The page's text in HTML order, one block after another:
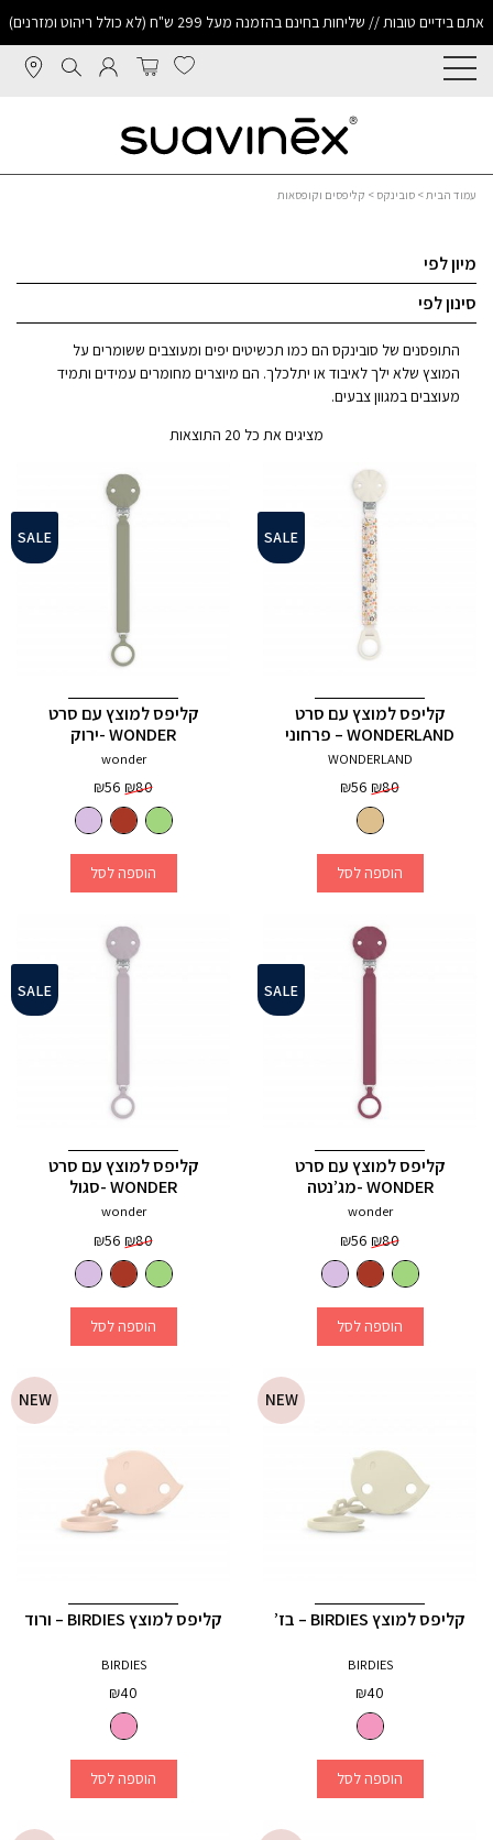
אתם בידיים טובות // שליחות בחינם בהזמנה מעל 299 ש"ח (לא כולל ריהוט ומזרנים)
עמוד הבית> סובינקס > קליפסים וקופסאות
מיון לפי
סינון לפי
התופסנים של סובינקס הם כמו תכשיטים יפים ומעוצבים ששומרים על
המוצץ שלא ילך לאיבוד או יתלכלך. הם מיוצרים מחומרים עמידים ותמיד
מעוצבים במגוון צבעים.
מציגים את כל ⁦20⁩ התוצאות
SALE
קליפס למוצץ עם סרט
WONDERLAND – פרחוני
WONDERLAND
₪80
המחיר
המקורי
היה:
₪80.
₪56
₪56.
הוספה לסל
SALE
קליפס למוצץ עם סרט
WONDER -ירוק
wonder
₪80
המחיר
המקורי
היה:
₪80.
₪56
הנוכחי
הוא:
₪56.
+
3
הוספה לסל
SALE
קליפס למוצץ עם סרט
WONDER -מג’נטה
wonder
₪80
המחיר
המקורי
היה:
₪80.
₪56
הנוכחי
הוא:
₪56.
+
3
הוספה לסל
SALE
קליפס למוצץ עם סרט
WONDER -סגול
wonder
₪80
המחיר
המקורי
היה:
₪80.
₪56
הנוכחי
הוא:
₪56.
+
3
הוספה לסל
NEW
קליפס למוצץ BIRDIES – בז’
BIRDIES
₪40
הוספה לסל
NEW
קליפס למוצץ BIRDIES – ורוד
BIRDIES
₪40
הוספה לסל